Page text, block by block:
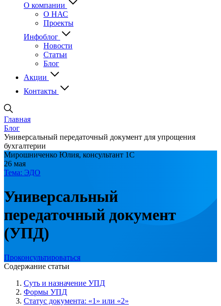
О компании
О НАС
Проекты
Инфоблог
Новости
Статьи
Блог
Акции
Контакты
Главная
Блог
Универсальный передаточный документ для упрощения
бухгалтерии
Мирошниченко Юлия, консультант 1С
26 мая
Тема: ЭДО
Универсаль­ный
передаточный документ
(УПД)
Проконсультироваться
Содержание статьи
Суть и назначение УПД
Формы УПД
Статус документа: «1» или «2»